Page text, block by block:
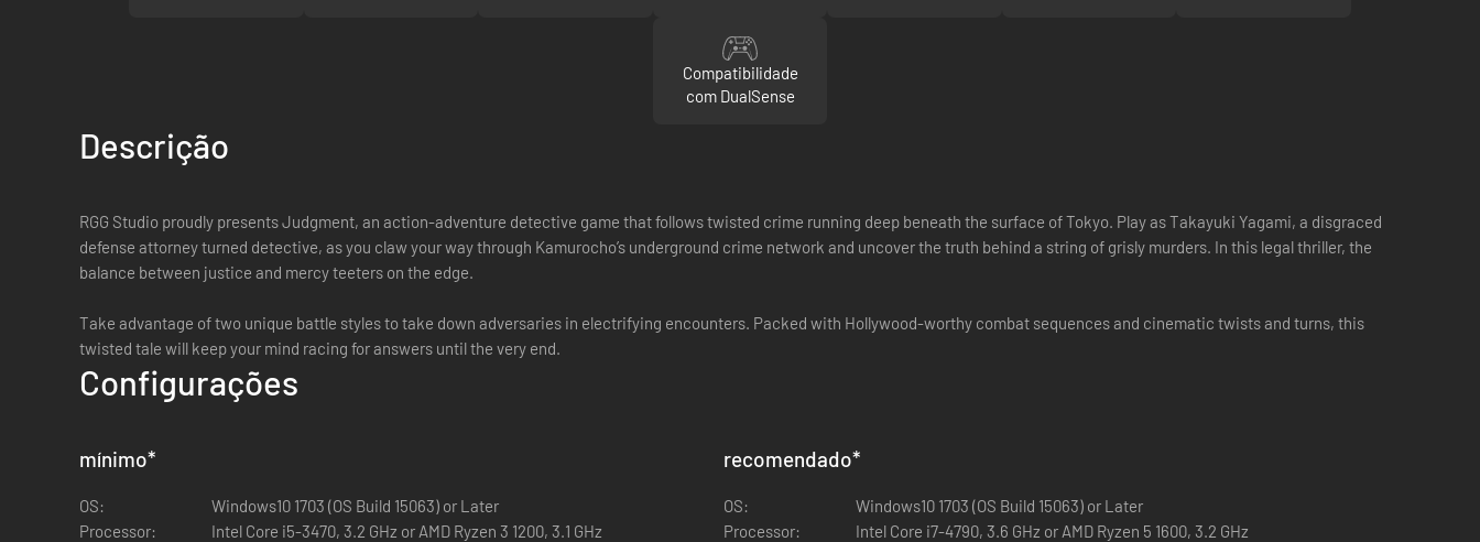
Compatibilidade
com DualSense
Descrição
RGG Studio proudly presents Judgment, an action-adventure detective game that follows twisted crime running deep beneath the surface of Tokyo. Play as Takayuki Yagami, a disgraced
defense attorney turned detective, as you claw your way through Kamurocho’s underground crime network and uncover the truth behind a string of grisly murders. In this legal thriller, the
balance between justice and mercy teeters on the edge.
Take advantage of two unique battle styles to take down adversaries in electrifying encounters. Packed with Hollywood-worthy combat sequences and cinematic twists and turns, this
twisted tale will keep your mind racing for answers until the very end.
Configurações
mínimo*
OS:
Windows10 1703 (OS Build 15063) or Later
Processor:
Intel Core i5-3470, 3.2 GHz or AMD Ryzen 3 1200, 3.1 GHz
recomendado*
OS:
Windows10 1703 (OS Build 15063) or Later
Processor:
Intel Core i7-4790, 3.6 GHz or AMD Ryzen 5 1600, 3.2 GHz